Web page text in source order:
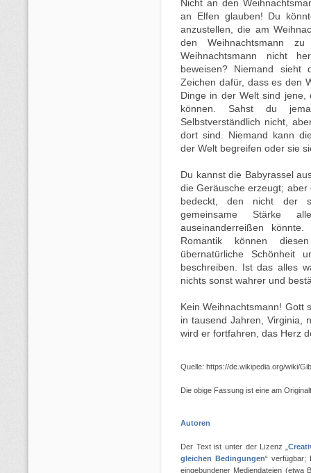
Nicht an den
an Elfen glauben! Du
anzustellen, die am
den Weihnachtsmann
Weihnachtsmann nicht
beweisen? Niemand sieht
Zeichen dafür, dass es den
Dinge in der Welt sind jene,
können. Sahst du
Selbstverständlich nicht,
dort sind. Niemand kann
der Welt begreifen oder sie
Du kannst die Babyrassel
die Geräusche erzeugt;
bedeckt, den nicht der
gemeinsame Stärke
auseinanderreißen
Romantik können
übernatürliche Schönheit
beschreiben. Ist das alles
nichts sonst wahrer und
Kein Weihnachtsmann! Gott
in tausend Jahren, Virginia,
wird er fortfahren, das Herz
Quelle: https://de.wikipedia.org/wiki/
Die obige Fassung ist eine am
Autoren
Der Text ist unter der Lizenz „
gleichen Bedingungen“ verfügbar;
eingebundener Mediendateien (etwa